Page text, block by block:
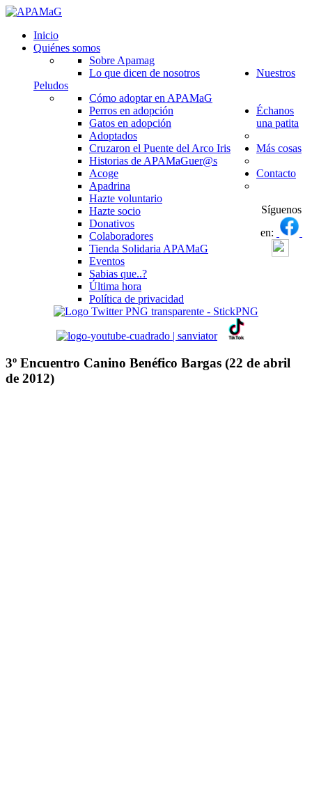
Inicio
Quiénes somos
Sobre Apamag
Lo que dicen de nosotros
Nuestros
Peludos
Cómo adoptar en APAMaG
Perros en adopción
Gatos en adopción
Adoptados
Cruzaron el Puente del Arco Iris
Historias de APAMaGuer@s
Échanos
una patita
Acoge
Apadrina
Hazte voluntario
Hazte socio
Donativos
Colaboradores
Más cosas
Tienda Solidaria APAMaG
Eventos
Sabias que..?
Última hora
Contacto
Política de privacidad
Síguenos
en:
3º Encuentro Canino Benéfico Bargas (22 de abril
de 2012)